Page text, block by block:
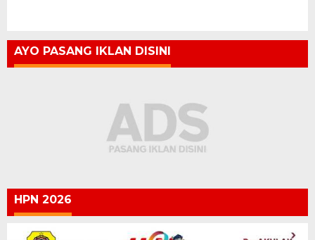
AYO PASANG IKLAN DISINI
HPN 2026